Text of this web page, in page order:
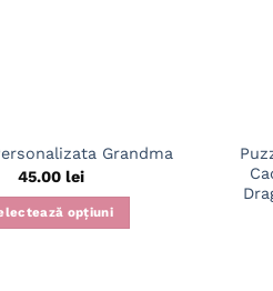
Grandma
45.00 lei
opțiuni